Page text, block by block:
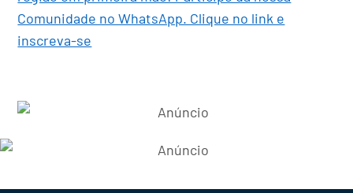
Comunidade no WhatsApp. Clique no link e
inscreva-se